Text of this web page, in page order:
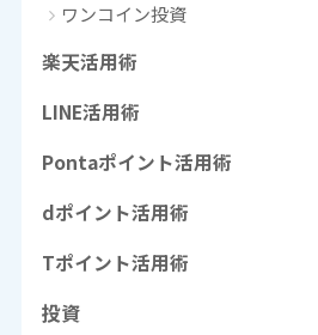
ワンコイン投資
楽天活用術
LINE活用術
Pontaポイント活用術
dポイント活用術
Tポイント活用術
投資